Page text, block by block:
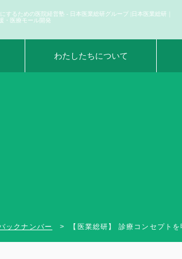
するための医院経営塾 - 日本医業総研グループ |日本医業総研｜
・医療モール開発
わたしたちについて
ックナンバー 【医業総研】 診療コンセプト